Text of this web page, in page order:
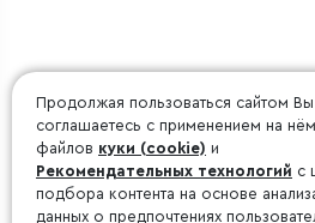
Продолжая пользоваться сайтом Вы
соглашаетесь с применением на нём
файлов куки (cookie) и
Рекомендательных технологий с
подбора контента на основе
данных о предпочтениях